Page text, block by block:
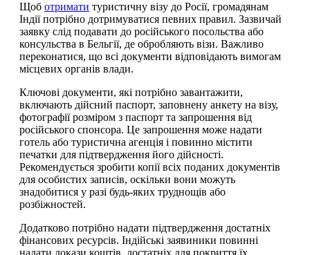
Щоб отримати туристичну візу до Росії, громадянам
Індії потрібно дотримуватися певних правил. Зазвичай
заявку слід подавати до російського посольства або
консульства в Бельгії, де обробляють візи. Важливо
переконатися, що всі документи відповідають вимогам
місцевих органів влади.
Ключові документи, які потрібно завантажити,
включають дійсний паспорт, заповнену анкету на візу,
фотографії розміром з паспорт та запрошення від
російського спонсора. Це запрошення може надати
готель або туристична агенція і повинно містити
печатки для підтвердження його дійсності.
Рекомендується зробити копії всіх поданих документів
для особистих записів, оскільки вони можуть
знадобитися у разі будь-яких труднощів або
розбіжностей.
Додатково потрібно надати підтвердження достатніх
фінансових ресурсів. Індійські заявиники повинні